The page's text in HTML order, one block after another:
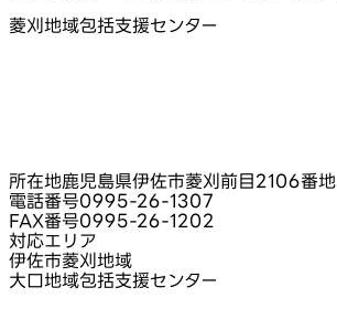
菱刈地域包括支援センター
所在地鹿児島県伊佐市菱刈前目2106番地
電話番号0995-26-1307
FAX番号0995-26-1202
対応エリア
伊佐市菱刈地域
大口地域包括支援センター